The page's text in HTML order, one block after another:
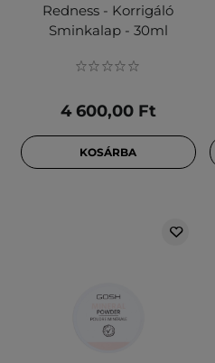
Redness - Korrigáló
Sminkalap - 30ml
4 600,00 Ft
KOSÁRBA